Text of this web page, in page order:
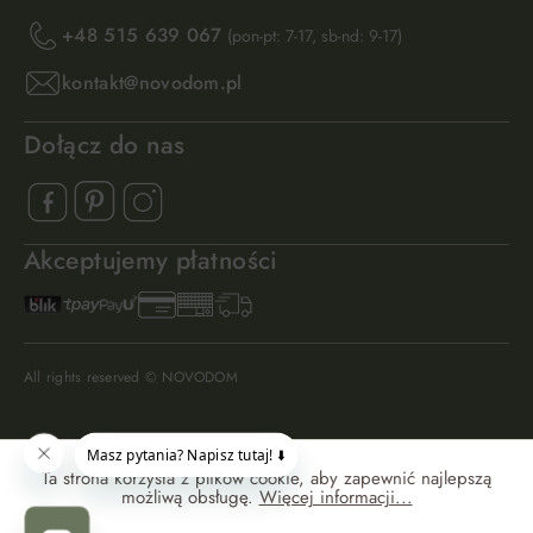
+48 515 639 067 (pon-pt: 7-17, sb-nd: 9-17)
kontakt@novodom.pl
Dołącz do nas
Akceptujemy płatności
All rights reserved © NOVODOM
Ta strona korzysta z plików cookie, aby zapewnić najlepszą
możliwą obsługę. Więcej informacji...